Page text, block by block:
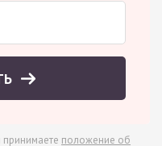
положение об